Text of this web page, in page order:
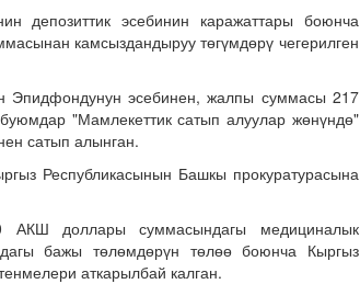
депозиттик эсебинин каражаттары боюнча
камсыздандыруу төгүмдөрү чегерилген
Эпидфондунун эсебинен, жалпы суммасы 217
"Мамлекеттик сатып алуулар жөнүндө"
сатып алынган.
Республикасынын Башкы прокуратурасына
доллары суммасындагы медициналык
бажы төлөмдөрүн төлөө боюнча Кыргыз
аткарылбай калган.